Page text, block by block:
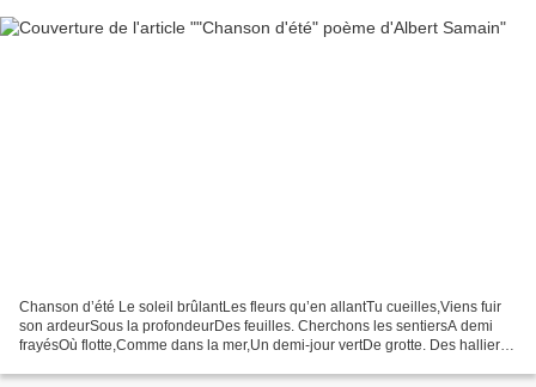
Chanson d’été Le soleil brûlantLes fleurs qu’en allantTu cueilles,Viens fuir
son ardeurSous la profondeurDes feuilles. Cherchons les sentiersA demi
frayésOù flotte,Comme dans la mer,Un demi-jour vertDe grotte. Des halliers